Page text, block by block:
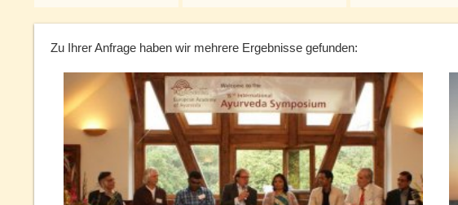
Zu Ihrer Anfrage haben wir mehrere Ergebnisse gefunden: